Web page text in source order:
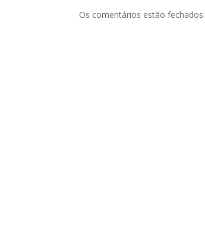
Os comentários estão fechados.